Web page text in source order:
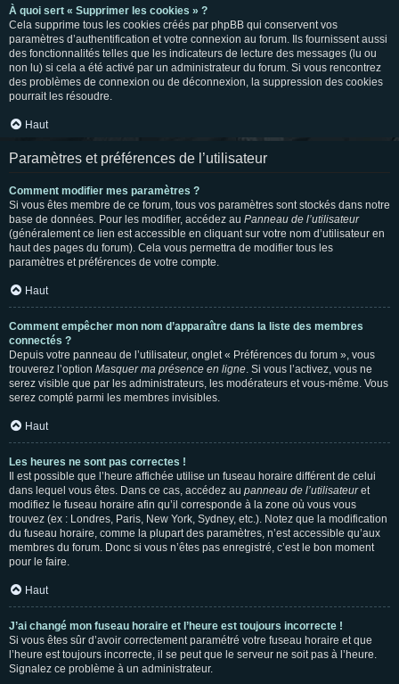
À quoi sert « Supprimer les cookies » ?
Cela supprime tous les cookies créés par phpBB qui conservent vos
paramètres d’authentification et votre connexion au forum. Ils fournissent aussi
des fonctionnalités telles que les indicateurs de lecture des messages (lu ou
non lu) si cela a été activé par un administrateur du forum. Si vous rencontrez
des problèmes de connexion ou de déconnexion, la suppression des cookies
pourrait les résoudre.
Haut
Paramètres et préférences de l’utilisateur
Comment modifier mes paramètres ?
Si vous êtes membre de ce forum, tous vos paramètres sont stockés dans notre
base de données. Pour les modifier, accédez au Panneau de l’utilisateur
(généralement ce lien est accessible en cliquant sur votre nom d’utilisateur en
haut des pages du forum). Cela vous permettra de modifier tous les
paramètres et préférences de votre compte.
Haut
Comment empêcher mon nom d’apparaître dans la liste des membres
connectés ?
Depuis votre panneau de l’utilisateur, onglet « Préférences du forum », vous
trouverez l’option Masquer ma présence en ligne. Si vous l’activez, vous ne
serez visible que par les administrateurs, les modérateurs et vous-même. Vous
serez compté parmi les membres invisibles.
Haut
Les heures ne sont pas correctes !
Il est possible que l’heure affichée utilise un fuseau horaire différent de celui
dans lequel vous êtes. Dans ce cas, accédez au panneau de l’utilisateuret
modifiez le fuseau horaire afin qu’il corresponde à la zone où vous vous
trouvez (ex : Londres, Paris, New York, Sydney, etc.). Notez que la modification
du fuseau horaire, comme la plupart des paramètres, n’est accessible qu’aux
membres du forum. Donc si vous n’êtes pas enregistré, c’est le bon moment
pour le faire.
Haut
J’ai changé mon fuseau horaire et l’heure est toujours incorrecte !
Si vous êtes sûr d’avoir correctement paramétré votre fuseau horaire et que
l’heure est toujours incorrecte, il se peut que le serveur ne soit pas à l’heure.
Signalez ce problème à un administrateur.